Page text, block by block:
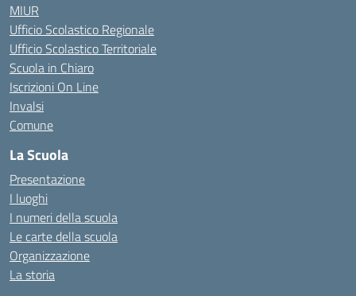
MIUR
Ufficio Scolastico Regionale
Ufficio Scolastico Territoriale
Scuola in Chiaro
Iscrizioni On Line
Invalsi
Comune
La Scuola
Presentazione
I luoghi
I numeri della scuola
Le carte della scuola
Organizzazione
La storia